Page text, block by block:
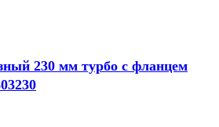
230 мм турбо с фланцем